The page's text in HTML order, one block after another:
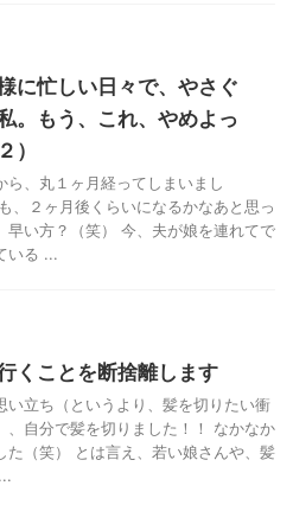
に忙しい日々で、やさぐ
。もう、これ、やめよっ
）
ら、丸１ヶ月経ってしまいまし
、２ヶ月後くらいになるかなあと思っ
早い方？（笑） 今、夫が娘を連れてで
いる ...
くことを断捨離します
い立ち（というより、髪を切りたい衝
、自分で髪を切りました！！ なかなか
た（笑） とは言え、若い娘さんや、髪